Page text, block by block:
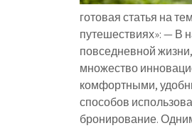
готовая статья на
путешествиях»: — В
повседневной
множество
комфортными,
способов
бронирование.